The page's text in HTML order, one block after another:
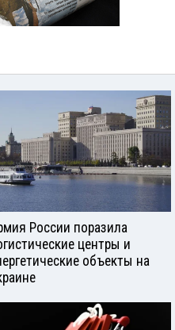
России поразила
центры и
объекты на